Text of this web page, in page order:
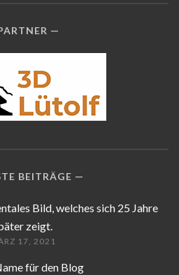
BEITRÄGE
Bild, welches sich 25 Jahre
zeigt.
17, 2021
für den Blog